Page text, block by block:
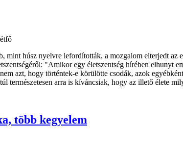
mint húsz nyelvre lefordították, a mozgalom elterjedt
"Amikor egy életszentség hírében
azt, hogy történtek-e körülötte csodák, azok
természetesen arra is kíváncsiak, hogy az illető élete
több kegyelem